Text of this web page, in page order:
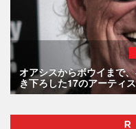
オアシスからボウイまで
き下ろした17のアーティ